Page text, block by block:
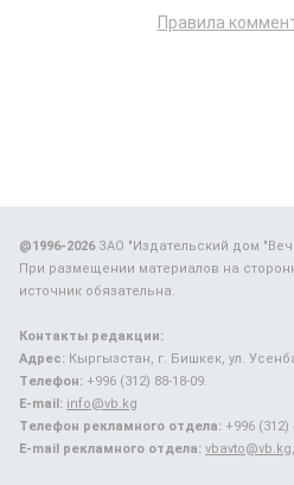
Правила
@1996-2026ЗАО "Издательский дом
При размещении материалов на
источник обязательна.
Контакты редакции:
Адрес: Кыргызстан, г. Бишкек, ул.
Телефон: +996 (312) 88-18-09.
E-mail: info@vb.kg
Телефон рекламного отдела: +996 (312)
E-mail рекламного отдела: